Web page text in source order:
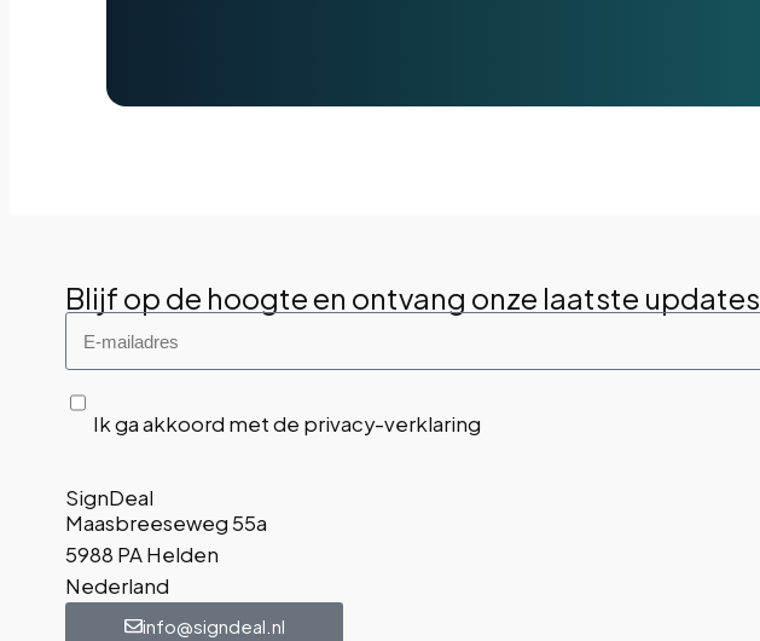
Blijf op de hoogte en ontvang onze laatste updates
Ik ga akkoord met de privacy-verklaring
SignDeal
Maasbreeseweg 55a
5988 PA Helden
Nederland
info@signdeal.nl